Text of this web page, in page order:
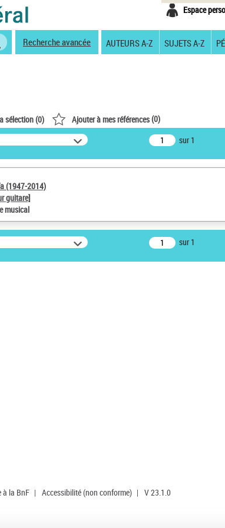
Espace
Recherche avancée AUTEURS A-Z SUJETS A-Z
sélection (0) Ajouter à mes références(0)
sur 1
(1947-2014)
guitare]
musical
sur 1
à la BnF | Accessibilité (non conforme) | V 23.1.0